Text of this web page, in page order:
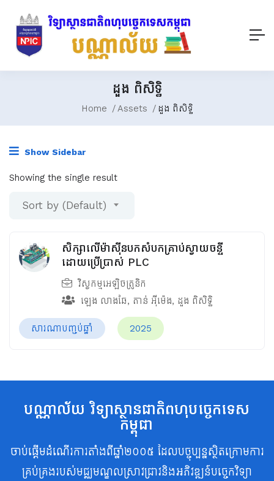
ដួង ពិសិទ្ធិ
Home Assets ដួង ពិសិទ្ធិ
Show Sidebar
Showing the single result
Sort by (Default)
សិក្សាលើម៉ាស៊ីនបកសំបកគ្រាប់ស្វាយចន្ទី
ដោយប្រើប្រាស់ PLC
វិស្វកម្មអេឡិចត្រូនិក
ឡេង លាងឆែ, តាន់ អ៊ីម៉េង, ដួង ពិសិទ្ធិ
សារណាបញ្ចប់ឆ្នាំ 2025
បណ្ណាល័យ វិទ្យាស្ថានជាតិពហុបច្ចេកទេស
កម្ពុជា
ចាប់ផ្តើមដំណើរការតាំងពីឆ្នាំ២០០៥ ដែលបច្ចុប្បន្នស្ថិតក្រោមការ
គ្រប់គ្រងរបស់មជ្ឈមណ្ឌលស្រាវជ្រាវនិងអភិវឌ្ឍន៍បច្ចេកវិទ្យា